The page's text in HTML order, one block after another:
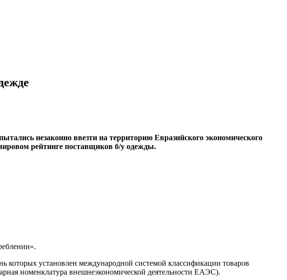
незаконно ввезти на территорию Евразийского экономического
рейтинге поставщиков б/у одежды.
установлен международной системой классификации товаров
номенклатура внешнеэкономической деятельности ЕАЭС).